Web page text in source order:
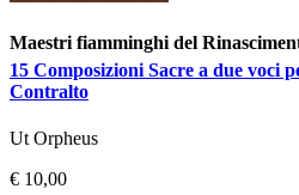
Maestri fiamminghi del
15 Composizioni Sacre a due voci
Contralto
Ut Orpheus
€ 10,00